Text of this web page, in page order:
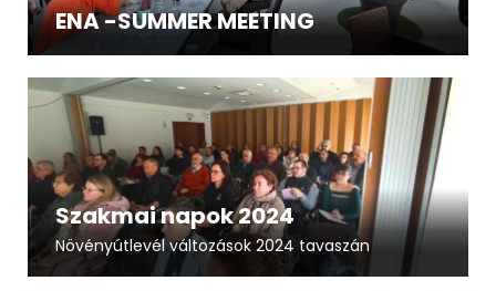
ENA -SUMMER MEETING
Szakmai napok 2024
Növényútlevél változások 2024 tavaszán